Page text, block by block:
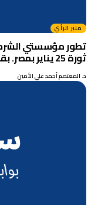
منبر الرأي
تطور مؤسستي
ثورة 25 يناير بمصر. بقلم: د. المعتصم أحمد علي الأمين
د. المعتصم أحمد علي الأمين